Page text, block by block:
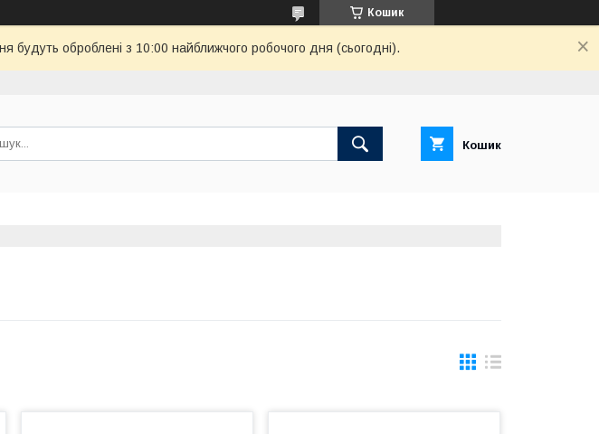
Кошик
будуть оброблені з 10:00 найближчого робочого дня (сьогодні).
Кошик